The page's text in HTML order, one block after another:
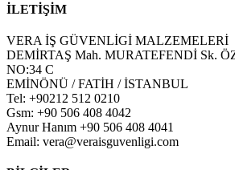
İLETİŞİM
VERA İŞ GÜVENLİGİ MALZEMELERİ
DEMİRTAŞ Mah. MURATEFENDİ Sk.
NO:34 C
EMİNÖNÜ / FATİH / İSTANBUL
Tel: +90212 512 0210
Gsm: +90 506 408 4042
Aynur Hanım +90 506 408 4041
Email: vera@veraisguvenligi.com